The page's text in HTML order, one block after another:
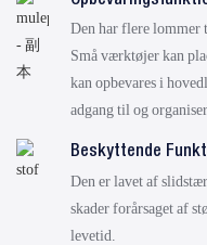
Den har flere
Små værktøjer kan
kan opbevares i
adgang til og
Beskyttende
Den er lavet af
skader forårsaget af
levetid.